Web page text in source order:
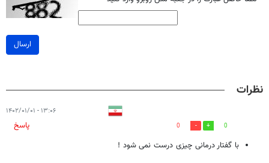
ارسال
نظرات
۱۳:۰۶ - ۱۴۰۲/۰۱/۰۱
0
0
پاسخ
با گفتار درمانی چیزی درست نمی شود !